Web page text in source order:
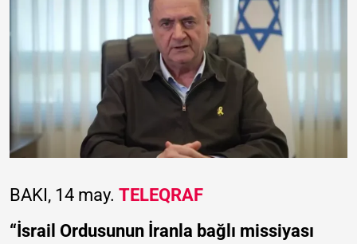
BAKI, 14 may. TELEQRAF
“İsrail Ordusunun İranla bağlı missiyası